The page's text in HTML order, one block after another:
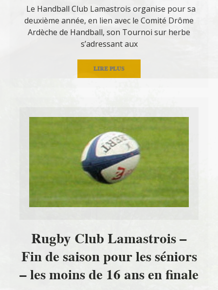
Le Handball Club Lamastrois organise pour sa
deuxième année, en lien avec le Comité Drôme
Ardèche de Handball, son Tournoi sur herbe
s’adressant aux
LIRE PLUS
Rugby Club Lamastrois –
Fin de saison pour les séniors
– les moins de 16 ans en finale